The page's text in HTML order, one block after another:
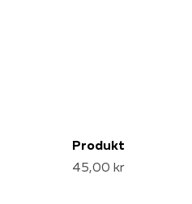
Produkt
45,00 kr